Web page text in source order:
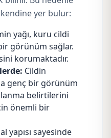
yer bulur:
yağı, kuru cildi
görünüm sağlar.
korumaktadır.
Cildin
genç bir görünüm
belirtilerini
önemli bir
yapısı sayesinde